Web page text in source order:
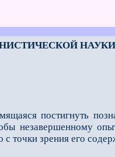
НАУКИ
постигнуть
незавершенному
с точки зрения его